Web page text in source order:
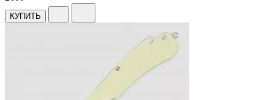
КУПИТЬ